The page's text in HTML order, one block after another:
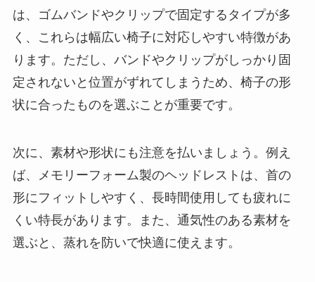
は、ゴムバンドやクリップで固定するタイプが多
く、これらは幅広い椅子に対応しやすい特徴があ
ります。ただし、バンドやクリップがしっかり固
定されないと位置がずれてしまうため、椅子の形
状に合ったものを選ぶことが重要です。
次に、素材や形状にも注意を払いましょう。例え
ば、メモリーフォーム製のヘッドレストは、首の
形にフィットしやすく、長時間使用しても疲れに
くい特長があります。また、通気性のある素材を
選ぶと、蒸れを防いで快適に使えます。